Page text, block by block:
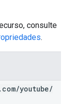
consulte
.
. com/youtube/